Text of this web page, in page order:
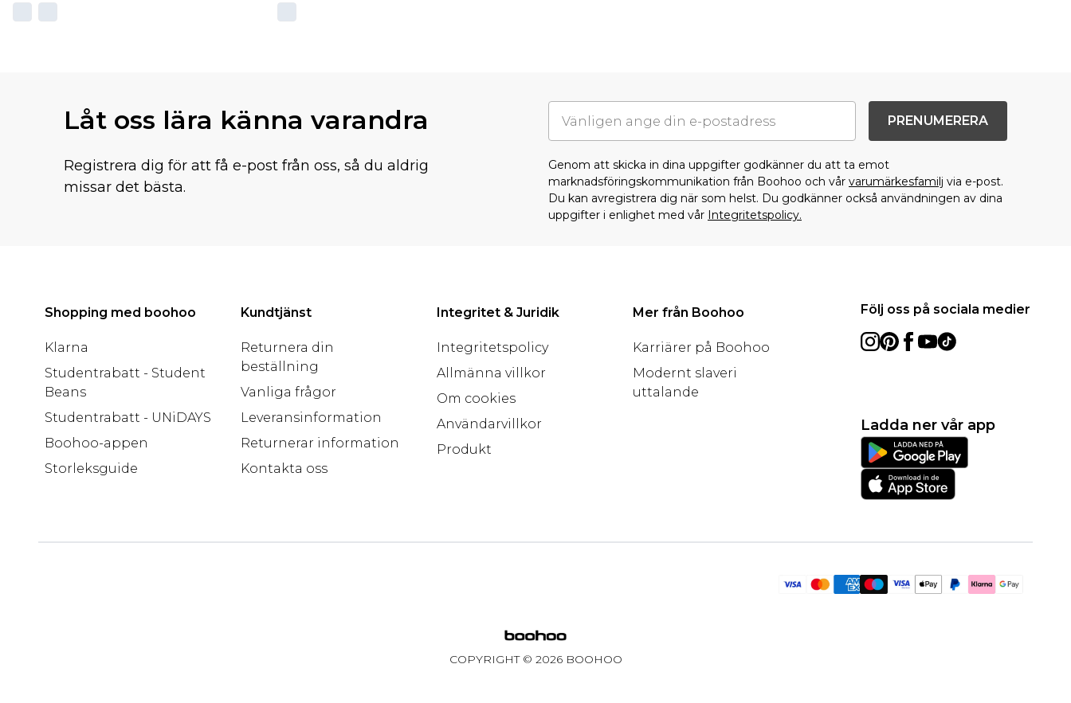
Låt oss lära känna varandra
Registrera dig för att få e-post från oss, så du aldrig
missar det bästa.
PRENUMERERA
Genom att skicka in dina uppgifter godkänner du att ta emot
marknadsföringskommunikation från Boohoo och vår varumärkesfamilj via e-post.
Du kan avregistrera dig när som helst. Du godkänner också användningen av dina
uppgifter i enlighet med vår Integritetspolicy.
Shopping med boohoo
Klarna
Studentrabatt - Student
Beans
Studentrabatt - UNiDAYS
Boohoo-appen
Storleksguide
Kundtjänst
Returnera din
beställning
Vanliga frågor
Leveransinformation
Returnerar information
Kontakta oss
Integritet & Juridik
Integritetspolicy
Allmänna villkor
Om cookies
Användarvillkor
Produkt
Mer från Boohoo
Karriärer på Boohoo
Modernt slaveri
uttalande
Följ oss på sociala medier
Ladda ner vår app
COPYRIGHT © 2026 BOOHOO